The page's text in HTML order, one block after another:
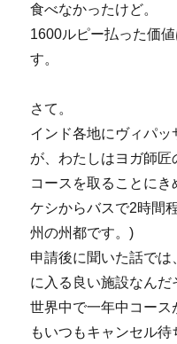
食べなかったけど。
1600ルピー払った価
す。
さて。
インド各地にヴィパ
が、わたしはヨガ師
コースを取ることに
ケシからバスで2時間
州の州都です。)
申請後に聞いた話で
に入る良い施設なんだ
世界中で一年中コース
もいつもキャンセル